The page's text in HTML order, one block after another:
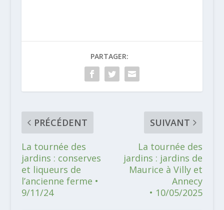
PARTAGER:
PRÉCÉDENT
La tournée des
jardins : conserves
et liqueurs de
l’ancienne ferme •
9/11/24
SUIVANT
La tournée des
jardins : jardins de
Maurice à Villy et
Annecy
• 10/05/2025